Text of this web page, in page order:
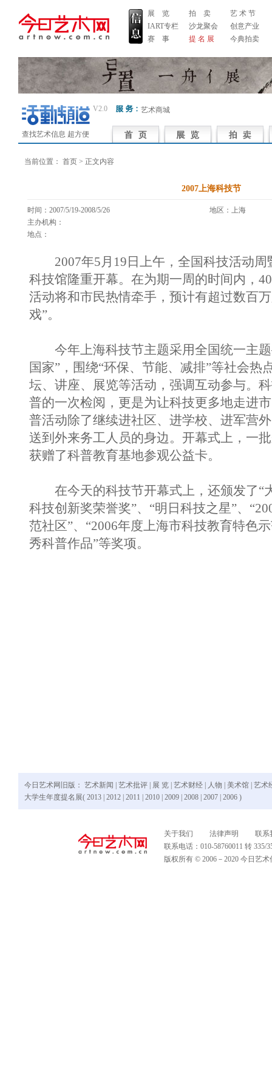
展 览
IART专栏
赛 事
拍 卖
沙龙聚会
提 名 展
艺 术 节
创意产业
今典拍卖
查找艺术信息 超方便
V2.0 艺术商城
当前位置： 首页 > 正文内容
2007上海科技节
时间：2007/5/19-2008/5/26
地区：上海
主办机构：
地点：
2007年5月19日上午，全国科技活动周
科技馆隆重开幕。在为期一周的时间内，
活动将和市民热情牵手，预计有超过数百
戏”。
今年上海科技节主题采用全国统一主
国家”，围绕“环保、节能、减排”等社会热
坛、讲座、展览等活动，强调互动参与。
普的一次检阅，更是为让科技更多地走进
普活动除了继续进社区、进学校、进军营
送到外来务工人员的身边。开幕式上，一
获赠了科普教育基地参观公益卡。
在今天的科技节开幕式上，还颁发了“
科技创新奖荣誉奖”、“明日科技之星”、
范社区”、“2006年度上海市科技教育特色
秀科普作品”等奖项。
今日艺术网旧版： 艺术新闻 艺术批评 展 览 艺术财经 人物 美术馆 艺术
大学生年度提名展( 2013 2012 2011 2010 2009 2008 2007 2006 )
关于我们 法律声明
联系
联系电话：010-58760011 转
版权所有 © 2006－2020 今日艺